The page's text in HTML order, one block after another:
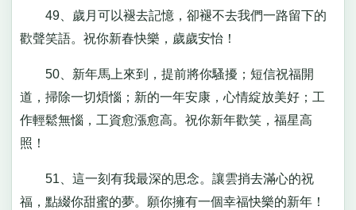
49、歲月可以褪去記憶，卻褪不去我們一路留下的
歡聲笑語。祝你新春快樂，歲歲安怡！
50、新年馬上來到，提前將你騷擾；短信祝福開
道，掃除一切煩惱；新的一年安康，心情綻放美好；工
作輕鬆無惱，工資愈漲愈高。祝你新年歡笑，福星高
照！
51、這一刻有我最深的思念。讓雲捎去滿心的祝
福，點綴你甜蜜的夢。願你擁有一個幸福快樂的新年！